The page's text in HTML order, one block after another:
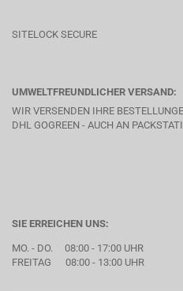
SITELOCK SECURE
UMWELTFREUNDLICHER VERSAND:
WIR VERSENDEN IHRE
DHL GOGREEN - AUCH AN
SIE ERREICHEN UNS:
MO. - DO. 08:00 - 17:00 UHR
FREITAG 08:00 - 13:00 UHR